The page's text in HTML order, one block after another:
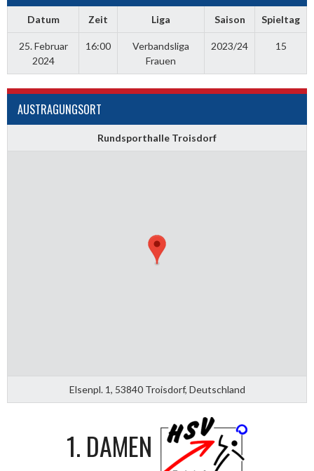
Datum Zeit Liga Saison Spieltag
25. Februar
2024
16:00
Verbandsliga
Frauen
2023/24 15
AUSTRAGUNGSORT
Rundsporthalle Troisdorf
Elsenpl. 1, 53840 Troisdorf, Deutschland
1. DAMEN